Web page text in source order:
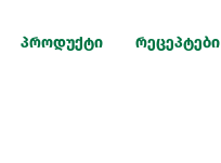
პროდუქტი რეცეპტები